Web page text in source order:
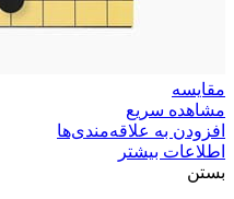
مقایسه
مشاهده سریع
افزودن به علاقه‌مندی‌ها
اطلاعات بیشتر
بستن